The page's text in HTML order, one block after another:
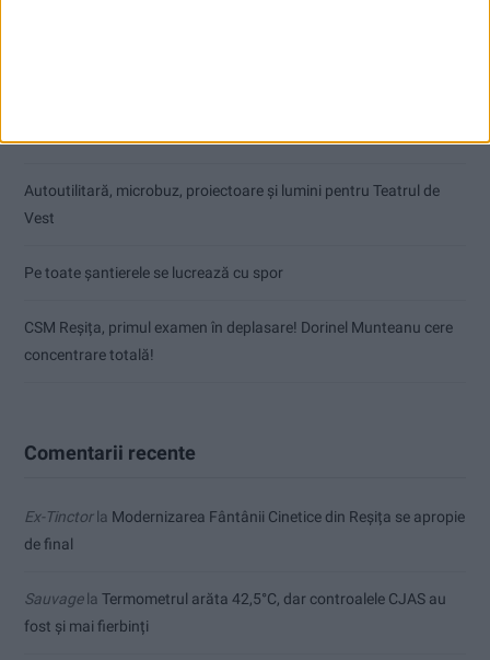
Autoutilitară, microbuz, proiectoare și lumini pentru Teatrul de
Vest
Pe toate șantierele se lucrează cu spor
CSM Reșița, primul examen în deplasare! Dorinel Munteanu cere
concentrare totală!
Comentarii recente
Ex-Tinctorla Modernizarea Fântânii Cinetice din Reșița se apropie
de final
Sauvagela Termometrul arăta 42,5°C, dar controalele CJAS au
fost și mai fierbinți